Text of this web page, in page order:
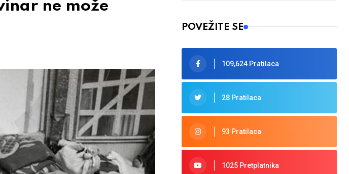
ne može
Type 2 or more characters for results.
POVEŽITE SE
109,624 Pratilaca
28 Pratilaca
93 Pratilaca
1025 Pretplatnika